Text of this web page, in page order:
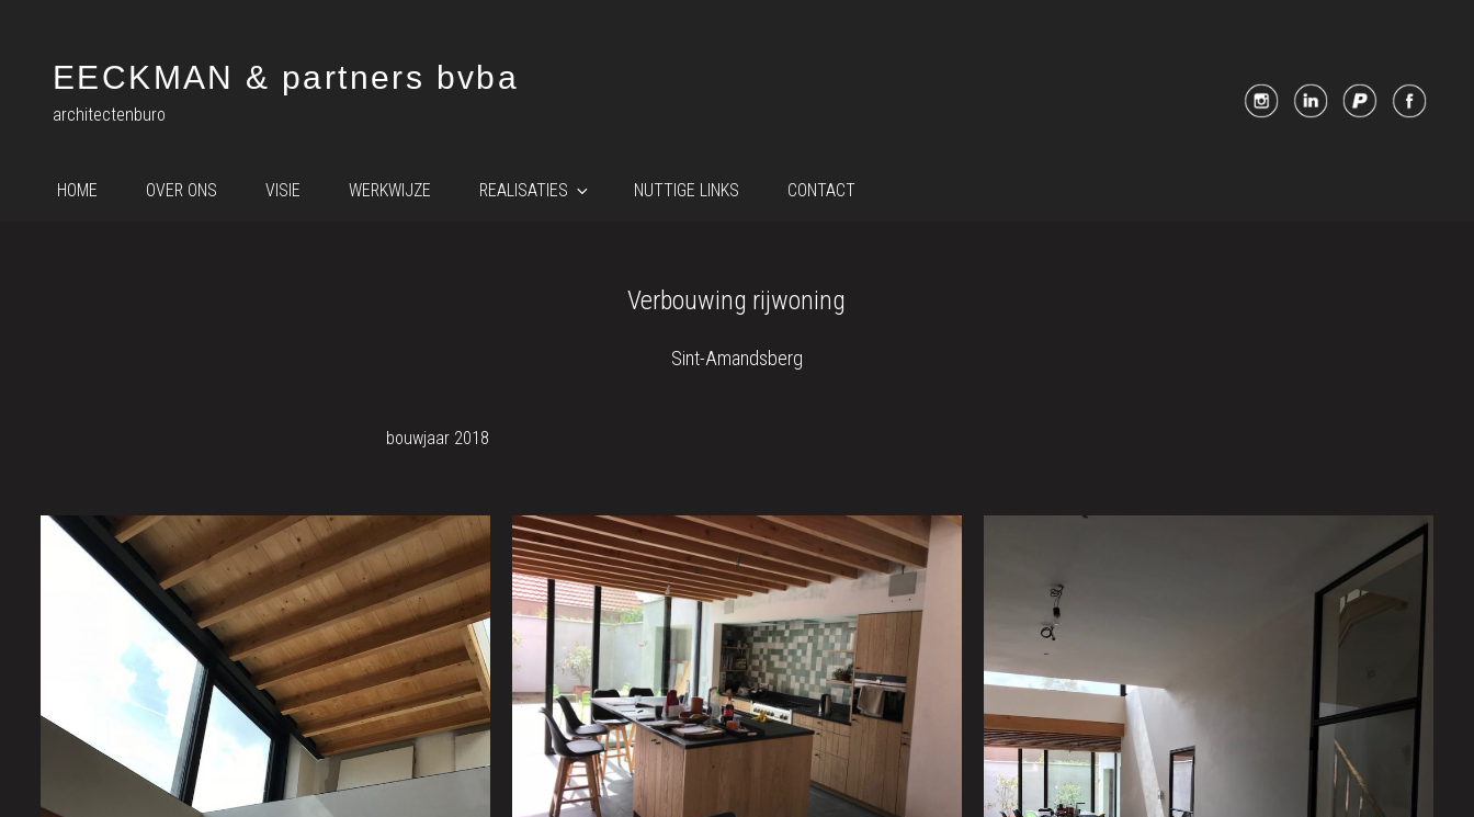
EECKMAN & partners bvba
architectenburo
HOME OVER ONS VISIE WERKWIJZE REALISATIES NUTTIGE LINKS CONTACT
Verbouwing rijwoning
Sint-Amandsberg
bouwjaar 2018